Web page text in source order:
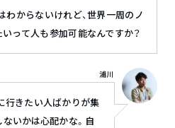
わからないけれど、世界一周のノ
って人も参加可能なんですか？
行きたい人ばかりが集
いかは心配かな。自
浦川